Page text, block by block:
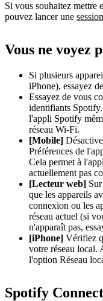
Si vous souhaitez mettre
pouvez lancer une
Vous ne voyez
Si plusieurs
iPhone), essayez
Essayez de vous
identifiants
l'appli Spotify
réseau Wi-Fi.
[Mobile]
Préférences de
Cela permet à
actuellement pas
[Lecteur web]
que les appareils
connexion ou les
réseau actuel (si
n'apparaît pas,
[iPhone] Vérifiez
votre réseau local.
l'option Réseau
Spotify